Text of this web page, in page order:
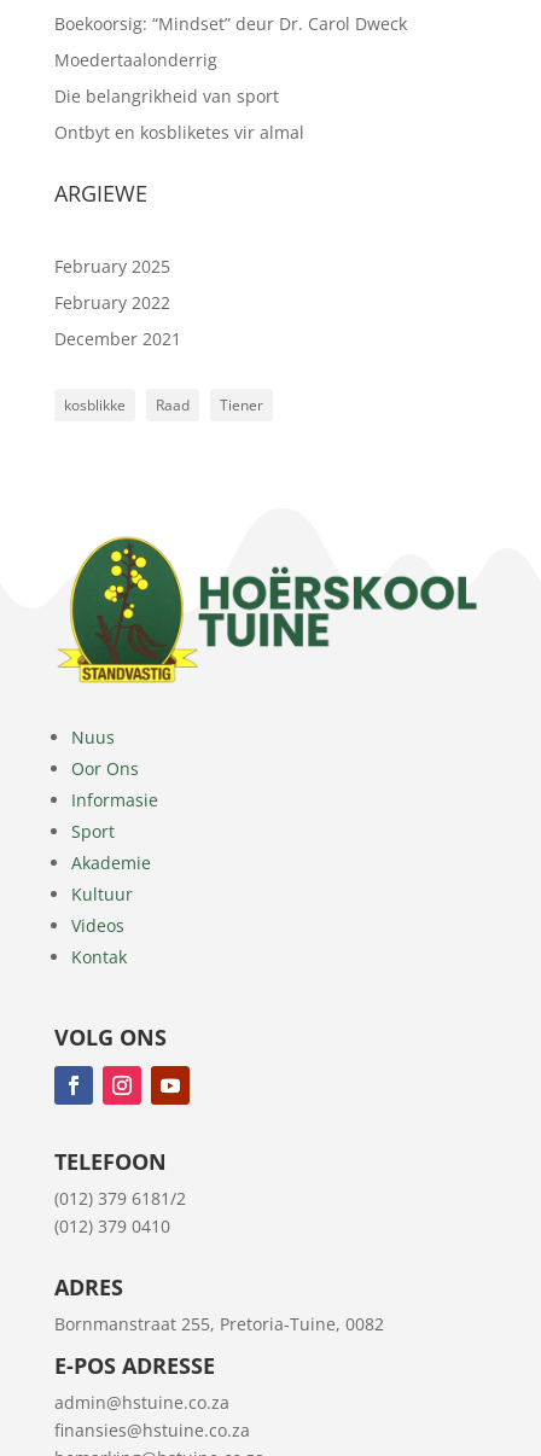
Boekoorsig: “Mindset” deur Dr. Carol Dweck
Moedertaalonderrig
Die belangrikheid van sport
Ontbyt en kosbliketes vir almal
ARGIEWE
February 2025
February 2022
December 2021
kosblikke Raad Tiener
Nuus
Oor Ons
Informasie
Sport
Akademie
Kultuur
Videos
Kontak
VOLG ONS
TELEFOON
(012) 379 6181/2
(012) 379 0410
ADRES
Bornmanstraat 255, Pretoria-Tuine, 0082
E-POS ADRESSE
admin@hstuine.co.za
finansies@hstuine.co.za